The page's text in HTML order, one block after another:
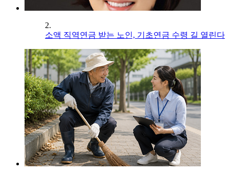
2.
소액 직역연금 받는 노인, 기초연금 수령 길 열린다